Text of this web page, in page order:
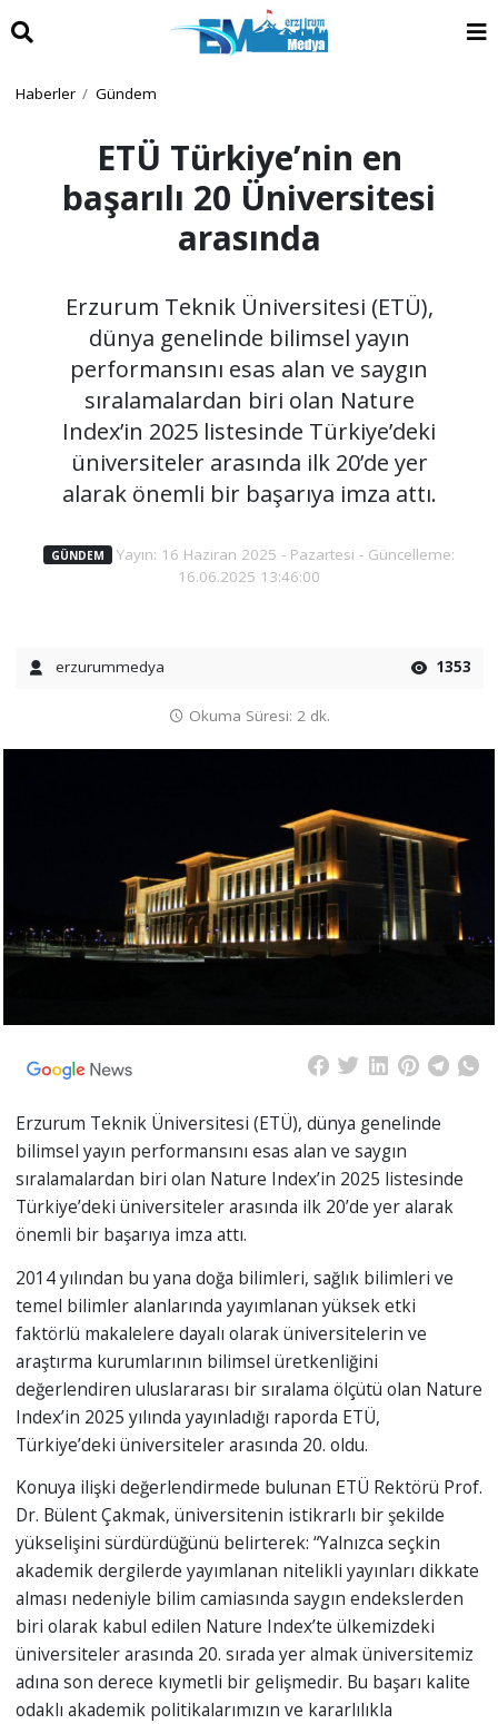
Haberler Gündem
ETÜ Türkiye’nin en
başarılı 20 Üniversitesi
arasında
Erzurum Teknik Üniversitesi (ETÜ),
dünya genelinde bilimsel yayın
performansını esas alan ve saygın
sıralamalardan biri olan Nature
Index’in 2025 listesinde Türkiye’deki
üniversiteler arasında ilk 20’de yer
alarak önemli bir başarıya imza attı.
GÜNDEM Yayın: 16 Haziran 2025 - Pazartesi - Güncelleme:
16.06.2025 13:46:00
erzurummedya 1353
Okuma Süresi: 2 dk.
Erzurum Teknik Üniversitesi (ETÜ), dünya genelinde
bilimsel yayın performansını esas alan ve saygın
sıralamalardan biri olan Nature Index’in 2025 listesinde
Türkiye’deki üniversiteler arasında ilk 20’de yer alarak
önemli bir başarıya imza attı.
2014 yılından bu yana doğa bilimleri, sağlık bilimleri ve
temel bilimler alanlarında yayımlanan yüksek etki
faktörlü makalelere dayalı olarak üniversitelerin ve
araştırma kurumlarının bilimsel üretkenliğini
değerlendiren uluslararası bir sıralama ölçütü olan Nature
Index’in 2025 yılında yayınladığı raporda ETÜ,
Türkiye’deki üniversiteler arasında 20. oldu.
Konuya ilişki değerlendirmede bulunan ETÜ Rektörü Prof.
Dr. Bülent Çakmak, üniversitenin istikrarlı bir şekilde
yükselişini sürdürdüğünü belirterek: “Yalnızca seçkin
akademik dergilerde yayımlanan nitelikli yayınları dikkate
alması nedeniyle bilim camiasında saygın endekslerden
biri olarak kabul edilen Nature Index’te ülkemizdeki
üniversiteler arasında 20. sırada yer almak üniversitemiz
adına son derece kıymetli bir gelişmedir. Bu başarı kalite
odaklı akademik politikalarımızın ve kararlılıkla